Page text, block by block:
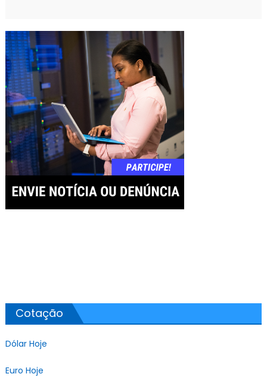
Cotação
Dólar Hoje
Euro Hoje